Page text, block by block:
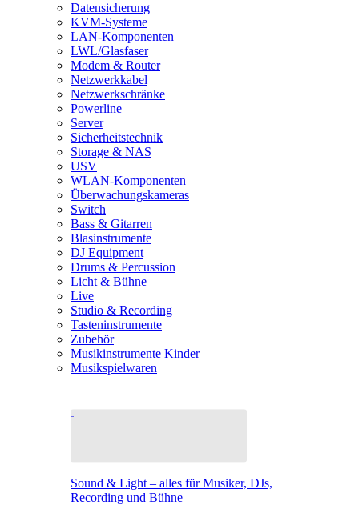
Datensicherung
KVM-Systeme
LAN-Komponenten
LWL/Glasfaser
Modem & Router
Netzwerkkabel
Netzwerkschränke
Powerline
Server
Sicherheitstechnik
Storage & NAS
USV
WLAN-Komponenten
Überwachungskameras
Switch
Bass & Gitarren
Blasinstrumente
DJ Equipment
Drums & Percussion
Licht & Bühne
Live
Studio & Recording
Tasteninstrumente
Zubehör
Musikinstrumente Kinder
Musikspielwaren
Sound & Light – alles für Musiker, DJs,
Recording und Bühne